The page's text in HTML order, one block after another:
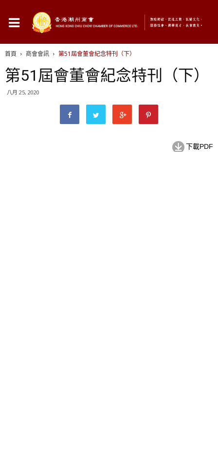
首頁 商會會訊 第51屆會董會紀念特刊（下）
第51屆會董會紀念特刊（下）
八月 25, 2020
下載PDF